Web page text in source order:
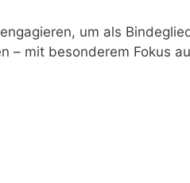
um als
– mit besonderem Fokus